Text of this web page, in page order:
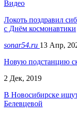
Видео
Локоть поздравил
с Днём космонавтики
sonar54.ru 13 Апр,
Новую подстанцию
2 Дек, 2019
В Новосибирске
Белевцевой